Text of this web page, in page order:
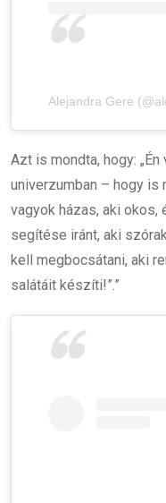
Alejandra Gere
Azt is mondta, hogy:
univerzumban – hogy is
vagyok házas, aki
segítése iránt, aki
kell megbocsátani, aki
salátáit készíti!”.”